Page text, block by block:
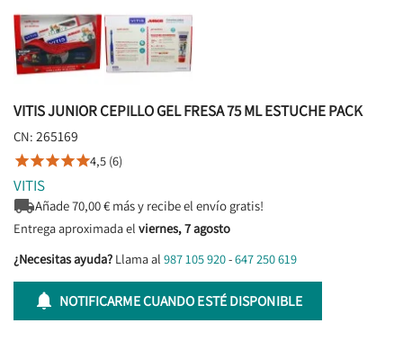
VITIS JUNIOR CEPILLO GEL FRESA 75 ML ESTUCHE PACK
CN: 265169
4,5 (6)
VITIS
Añade70,00€ más y recibe el envío gratis!
Entrega aproximada el viernes, 7 agosto
¿Necesitas ayuda? Llama al 987 105 920-647 250 619
 NOTIFICARME CUANDO ESTÉ DISPONIBLE